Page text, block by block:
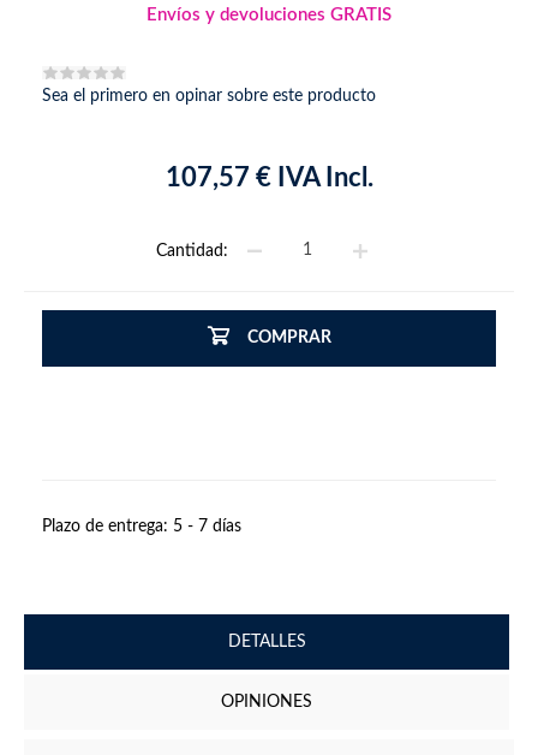
Envíos y devoluciones GRATIS
Sea el primero en opinar sobre este producto
107,57 € IVA Incl.
Cantidad:
COMPRAR
Plazo de entrega: 5 - 7 días
DETALLES
OPINIONES